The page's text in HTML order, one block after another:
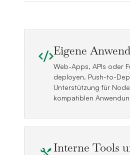
Eigene
Web-Apps, APIs oder
deployen. Push-to-
Unterstützung für
kompatiblen
Interne Tools